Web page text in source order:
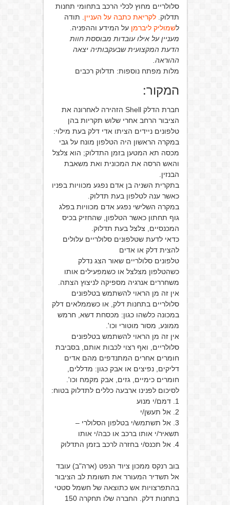
סלולריים מחוץ לכלי הרכב בתחומי תחנות
תדלוק.לקריאת כתבה על העניין . תודה
לשמוליק ליברמן על המידע וההפניה.
מעניין על אילו עובדות מבוססת חוות
הדעת המקצועית שבעקבותיה יצאה
ההוראה.
מלות מפתח נוספות: תדלוק רכבים
המקור:
חברת הדלק Shell הזהירה לאחרונה את
הציבור הרחב אחרי שלוש תקריות בהן
טלפונים ניידים הציתו אדי דלק בעת מילוי:
במקרה הראשון היה הטלפון מונח על גבי
מכסה תא המטען בזמן התדלוק; הוא צלצל
והאש הרסה את המכונית ואת משאבת
הבנזין.
בתקרית השניה בן אדם נפגע מכוויות בפניו
כאשר ענה לטלפון בעת תדלוק.
במקרה השלישי נפגע אדם מכוויות בפלג
גוף תחתון כאשר הטלפון, שהחזיק בכיס
המכנסיים, צלצל בעת תדלוק.
כדאי לדעת שטלפונים סלולריים עלולים
להצית דלק או אדים
טלפונים סלולריים שאור הצג נדלק
כשהטלפון מצלצל או כשמפעילים אותו
משחררים אנרגיה מספיקה לניצוץ הצתה.
אין זה מן הראוי להשתמש בטלפונים
סלולריים בתחנות דלק, או כשממלאים דלק
במכונה כלשהו כגון: מכסחת דשא, חרמש
ממונע, מסור מוטורי וכו'.
אין זה מן הראוי להשתמש בטלפונים
סלולריים, ואף רצוי לכבות אותם, בסביבת
חומרים אחרים המתנדפים מהם אדים
דליקים, נפיצים או אבק כגון: מדללים,
חומרים כימיים, גזים, אבק מקמח וכו'.
לסיכום לפנינו ארבעה כללים לתדלוק בטוח:
1. דמם/י מנוע
2. אל תעשן/י
3. אל תשתמש/י בטלפון הסלולרי –
תשאיר/י אותו ברכב או כבה/י אותו
4. אל תכנס/י בחזרה לרכב בזמן התדלוק
בוב רנקס ממכון ציוד הנפט (ארה"ב) עובד
אל תשדיר המעורר את תשומת לב הציבור
בהתפרצויות אש כתוצאה של חשמל סטטי
בתחנות דלק. החברה שלו תחקרה 150